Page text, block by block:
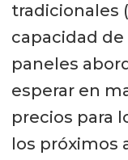
tradicionales
capacidad
paneles
esperar en
precios para
los próximos